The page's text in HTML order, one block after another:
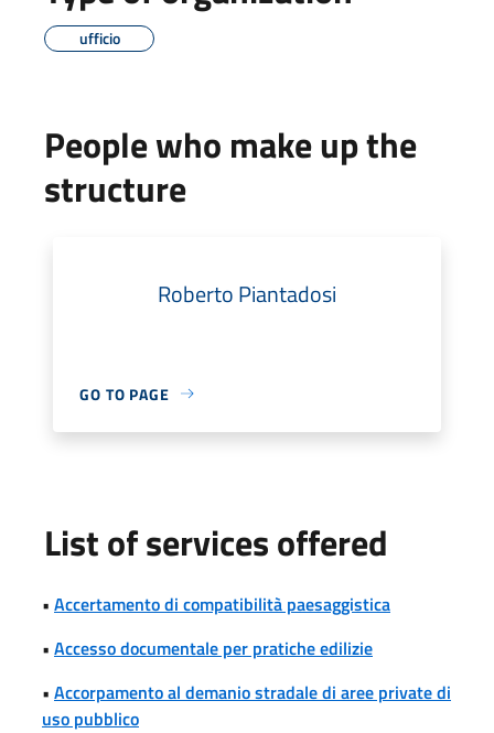
ufficio
People who make up the
structure
Roberto Piantadosi
GO TO PAGE
List of services offered
• Accertamento di compatibilità paesaggistica
• Accesso documentale per pratiche edilizie
• Accorpamento al demanio stradale di aree private di
uso pubblico